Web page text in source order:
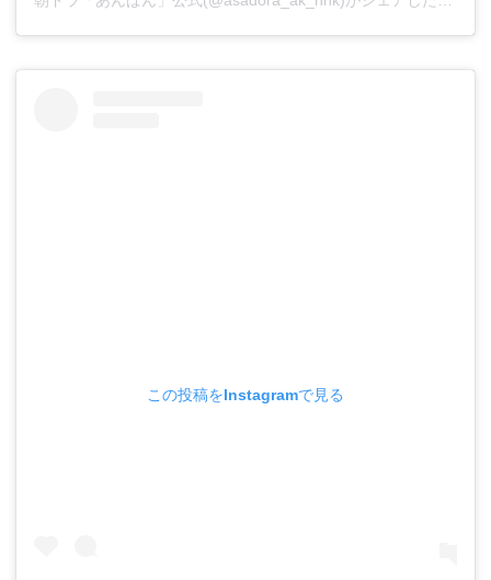
この投稿をInstagramで見る